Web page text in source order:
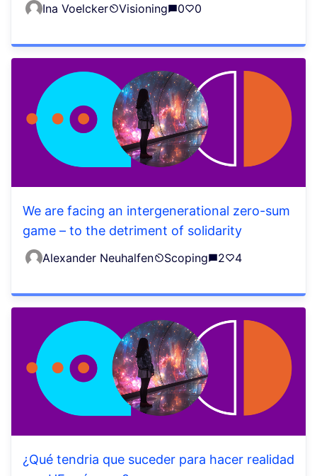
Ina Voelcker Visioning 0 0
We are facing an intergenerational zero-sum
game – to the detriment of solidarity
Alexander Neuhalfen Scoping 2 4
¿Qué tendria que suceder para hacer realidad